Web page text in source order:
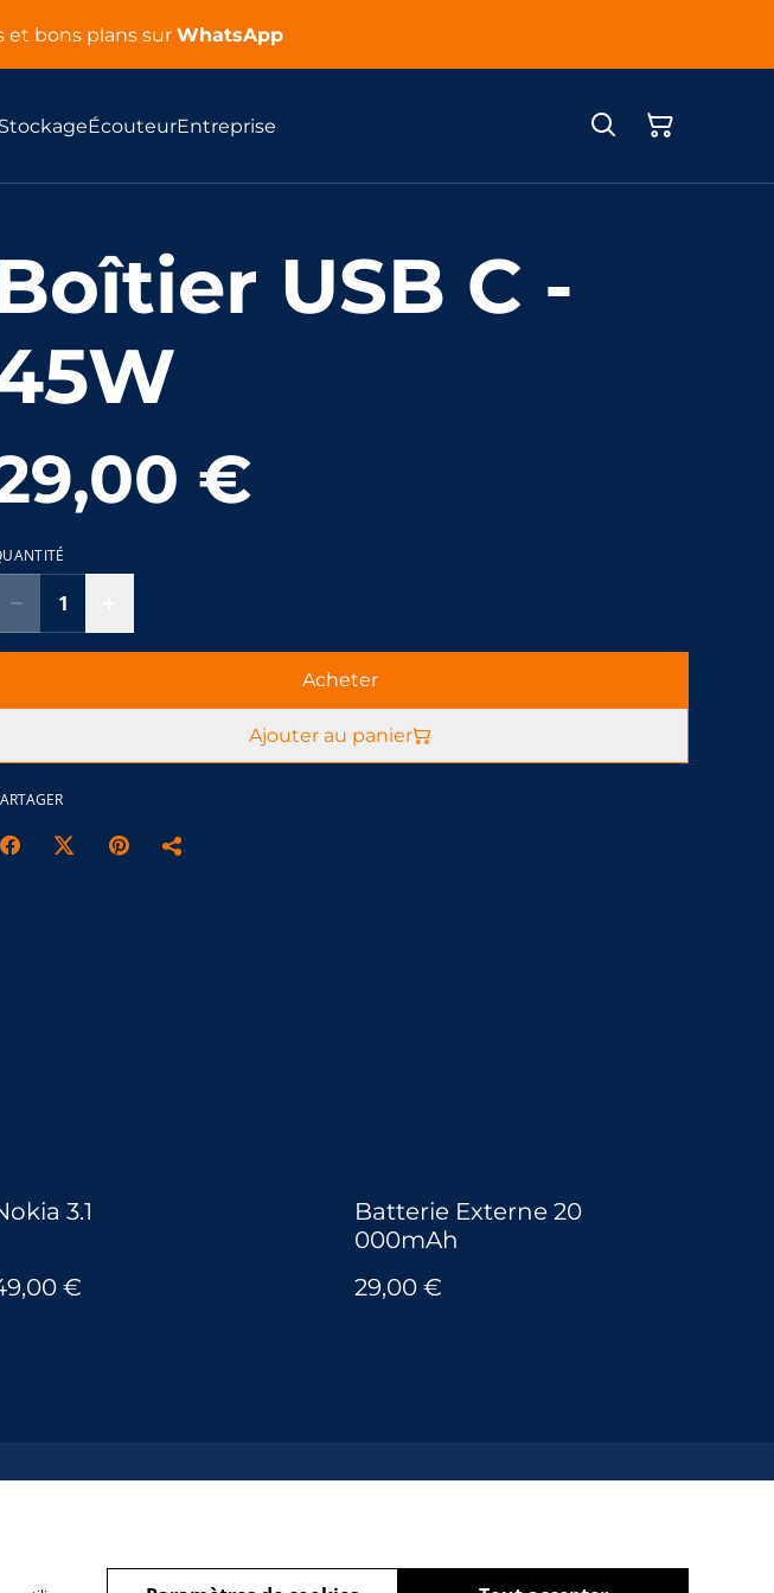
et bons plans sur WhatsApp
StockageÉcouteurEntreprise
USB C -
€
Acheter
Ajouter au panier
3.1
€
Batterie Externe 20
000mAh
29,00 €